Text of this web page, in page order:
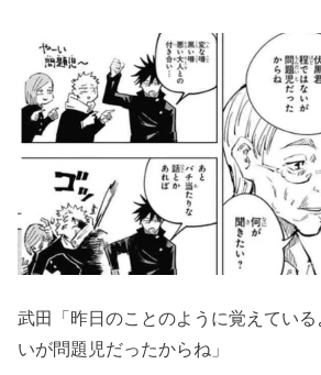
武田「昨日のことのように覚えてい
いが問題児だったからね」